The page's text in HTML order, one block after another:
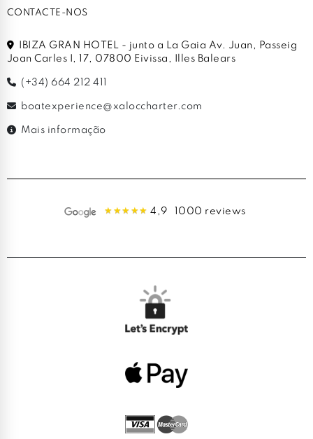
CONTACTE-NOS
IBIZA GRAN HOTEL - junto a La Gaia Av. Juan, Passeig
Joan Carles I, 17, 07800 Eivissa, Illes Balears
(+34) 664 212 411
boatexperience@xaloccharter.com
Mais informação
4,9 1000 reviews